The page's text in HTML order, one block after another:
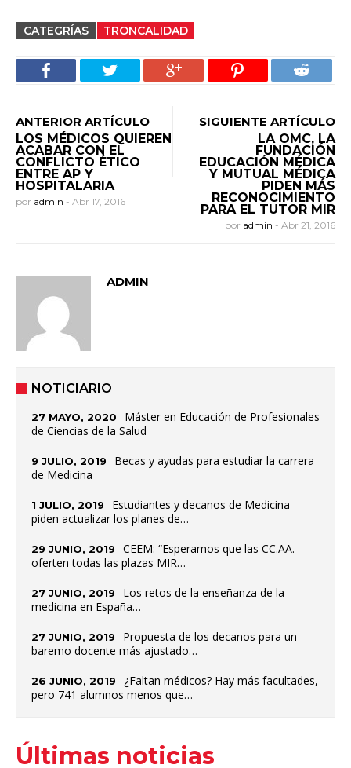
CATEGRÍAS TRONCALIDAD
ANTERIOR ARTÍCULO
LOS MÉDICOS QUIEREN
ACABAR CON EL
CONFLICTO ÉTICO
ENTRE AP Y
HOSPITALARIA
por admin - Abr 17, 2016
SIGUIENTE ARTÍCULO
LA OMC, LA
FUNDACIÓN
EDUCACIÓN MÉDICA
Y MUTUAL MÉDICA
PIDEN MÁS
RECONOCIMIENTO
PARA EL TUTOR MIR
por admin - Abr 21, 2016
ADMIN
NOTICIARIO
27 MAYO, 2020
Máster en Educación de Profesionales
de Ciencias de la Salud
9 JULIO, 2019
Becas y ayudas para estudiar la carrera
de Medicina
1 JULIO, 2019
Estudiantes y decanos de Medicina
piden actualizar los planes de…
29 JUNIO, 2019
CEEM: “Esperamos que las CC.AA.
oferten todas las plazas MIR…
27 JUNIO, 2019
Los retos de la enseñanza de la
medicina en España…
27 JUNIO, 2019
Propuesta de los decanos para un
baremo docente más ajustado…
26 JUNIO, 2019
¿Faltan médicos? Hay más facultades,
pero 741 alumnos menos que…
Últimas noticias